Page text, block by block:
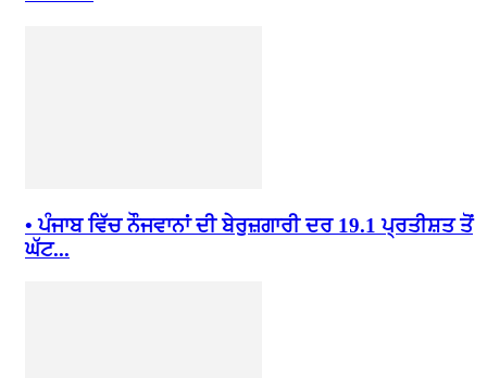
• ਪੰਜਾਬ ਵਿੱਚ ਨੌਜਵਾਨਾਂ ਦੀ ਬੇਰੁਜ਼ਗਾਰੀ ਦਰ 19.1 ਪ੍ਰਤੀਸ਼ਤ ਤੋਂ
ਘੱਟ...